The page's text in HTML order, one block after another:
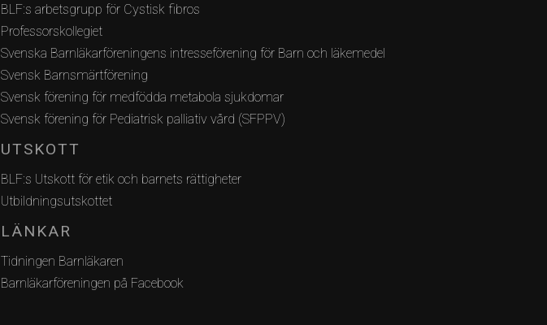
BLF:s arbetsgrupp för Cystisk fibros
Professorskollegiet
Svenska Barnläkarföreningens intresseförening för Barn och läkemedel
Svensk Barnsmärtförening
Svensk förening för medfödda metabola sjukdomar
Svensk förening för Pediatrisk palliativ vård (SFPPV)
UTSKOTT
BLF:s Utskott för etik och barnets rättigheter
Utbildningsutskottet
LÄNKAR
Tidningen Barnläkaren
Barnläkarföreningen på Facebook